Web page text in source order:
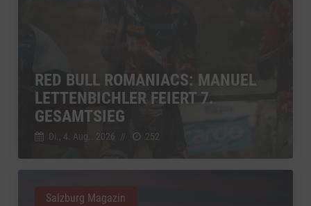
RED BULL ROMANIACS: MANUEL
LETTENBICHLER FEIERT 7.
GESAMTSIEG
Di., 4. Aug.. 2026 // 252
Salzburg Magazin